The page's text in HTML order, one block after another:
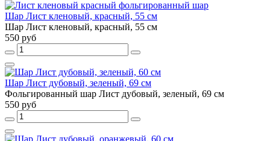
Шар Лист кленовый, красный, 55 см
Шар Лист кленовый, красный, 55 см
550 руб
Шар Лист дубовый, зеленый, 69 см
Фольгированный шар Лист дубовый, зеленый, 69 см
550 руб